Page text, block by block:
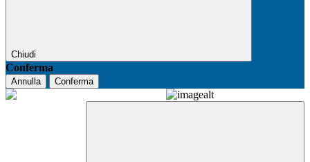
Chiudi
Conferma
Annulla Conferma